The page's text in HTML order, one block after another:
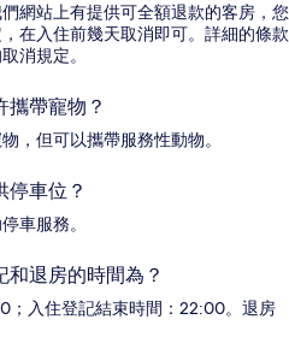
網站上有提供可全額退款的客房，您
在入住前幾天取消即可。詳細的條款
消規定。
攜帶寵物？
，但可以攜帶服務性動物。
停車位？
車服務。
和退房的時間為？
；入住登記結束時間：22:00。退房